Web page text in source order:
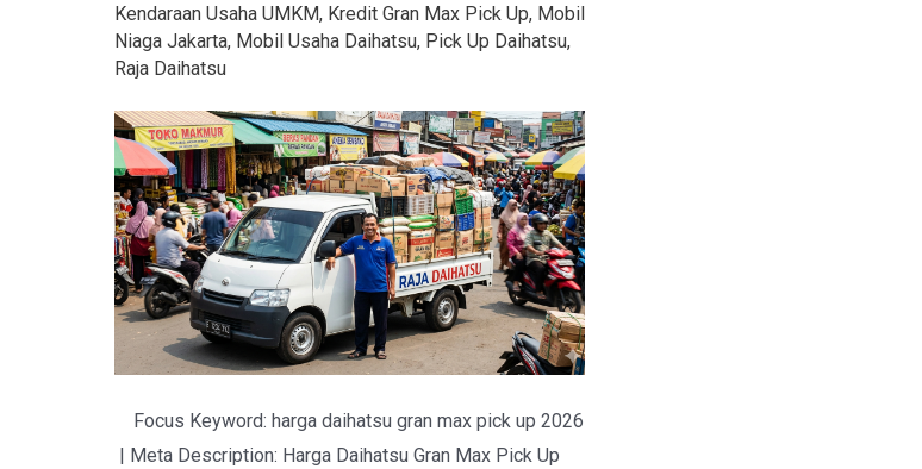
Kendaraan Usaha UMKM, Kredit Gran Max Pick Up, Mobil
Niaga Jakarta, Mobil Usaha Daihatsu, Pick Up Daihatsu,
Raja Daihatsu
Focus Keyword: harga daihatsu gran max pick up 2026
| Meta Description: Harga Daihatsu Gran Max Pick Up